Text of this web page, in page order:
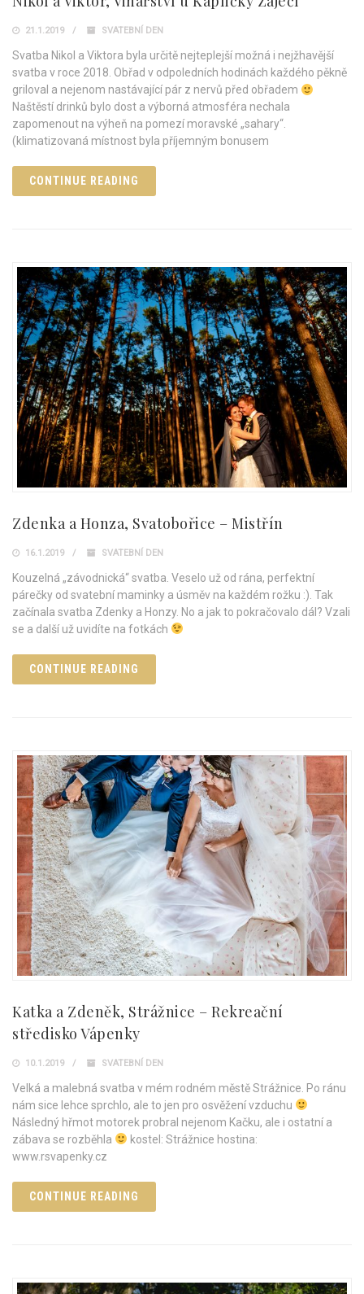
21.1.2019 SVATEBNÍ DEN
Svatba Nikol a Viktora byla určitě nejteplejší možná i nejžhavější
svatba v roce 2018. Obřad v odpoledních hodinách každého pěkně
griloval a nejenom nastávající pár z nervů před obřadem
Naštěstí drinků bylo dost a výborná atmosféra nechala
zapomenout na výheň na pomezí moravské „sahary“.
(klimatizovaná místnost byla příjemným bonusem
CONTINUE READING
Zdenka a Honza, Svatobořice – Mistřín
16.1.2019 SVATEBNÍ DEN
Kouzelná „závodnická“ svatba. Veselo už od rána, perfektní
párečky od svatební maminky a úsměv na každém rožku :). Tak
začínala svatba Zdenky a Honzy. No a jak to pokračovalo dál? Vzali
se a další už uvidíte na fotkách
CONTINUE READING
Katka a Zdeněk, Strážnice – Rekreační
středisko Vápenky
10.1.2019 SVATEBNÍ DEN
Velká a malebná svatba v mém rodném městě Strážnice. Po ránu
nám sice lehce sprchlo, ale to jen pro osvěžení vzduchu
Následný hřmot motorek probral nejenom Kačku, ale i ostatní a
zábava se rozběhla
kostel: Strážnice hostina:
www.rsvapenky.cz
CONTINUE READING